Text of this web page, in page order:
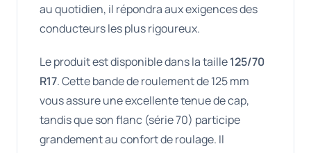
au quotidien, il répondra aux exigences des
conducteurs les plus rigoureux.
Le produit est disponible dans la taille125/70
R17. Cette bande de roulement de 125 mm
vous assure une excellente tenue de cap,
tandis que son flanc (série 70) participe
grandement au confort de roulage. Il